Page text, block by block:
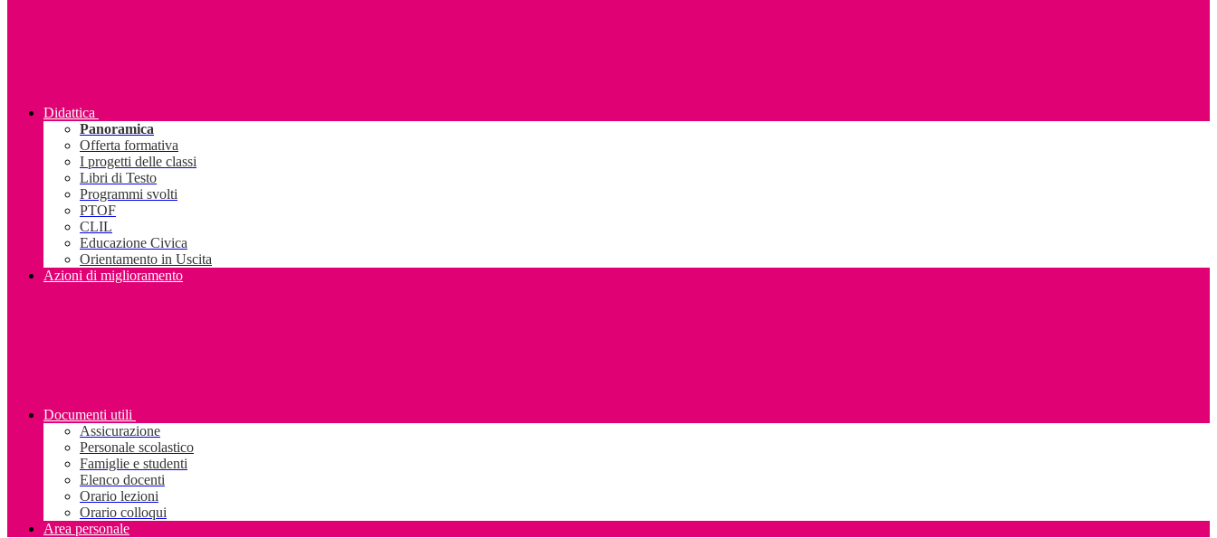
Didattica
Panoramica
Offerta formativa
I progetti delle classi
Libri di Testo
Programmi svolti
PTOF
CLIL
Educazione Civica
Orientamento in Uscita
Azioni di miglioramento
Documenti utili
Assicurazione
Personale scolastico
Famiglie e studenti
Elenco docenti
Orario lezioni
Orario colloqui
Area personale